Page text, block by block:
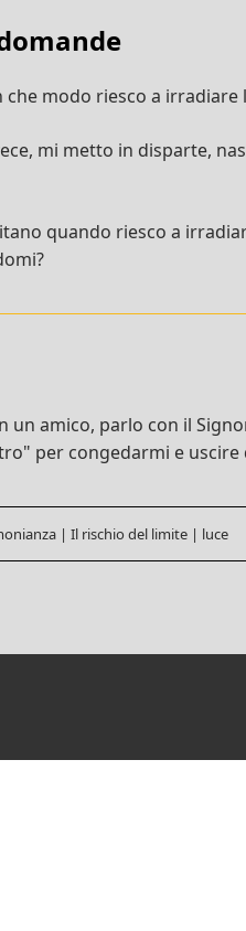
modo riesco a irradiare
mi metto in disparte,
quando riesco a
un amico, parlo con il
per congedarmi e uscire
| Il rischio del limite | luce